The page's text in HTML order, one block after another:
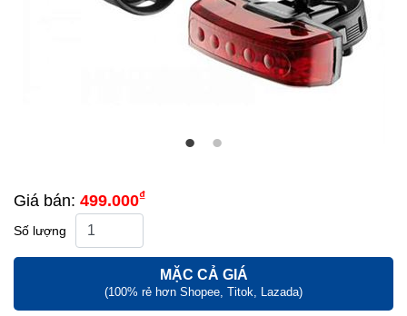
Giá bán: 499.000₫
Số lượng
MẶC CẢ GIÁ
(100% rẻ hơn Shopee, Titok, Lazada)